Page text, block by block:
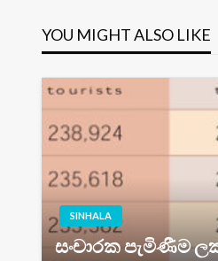
YOU MIGHT ALSO LIKE
SINHALA
සංචාරක පැමිණීම